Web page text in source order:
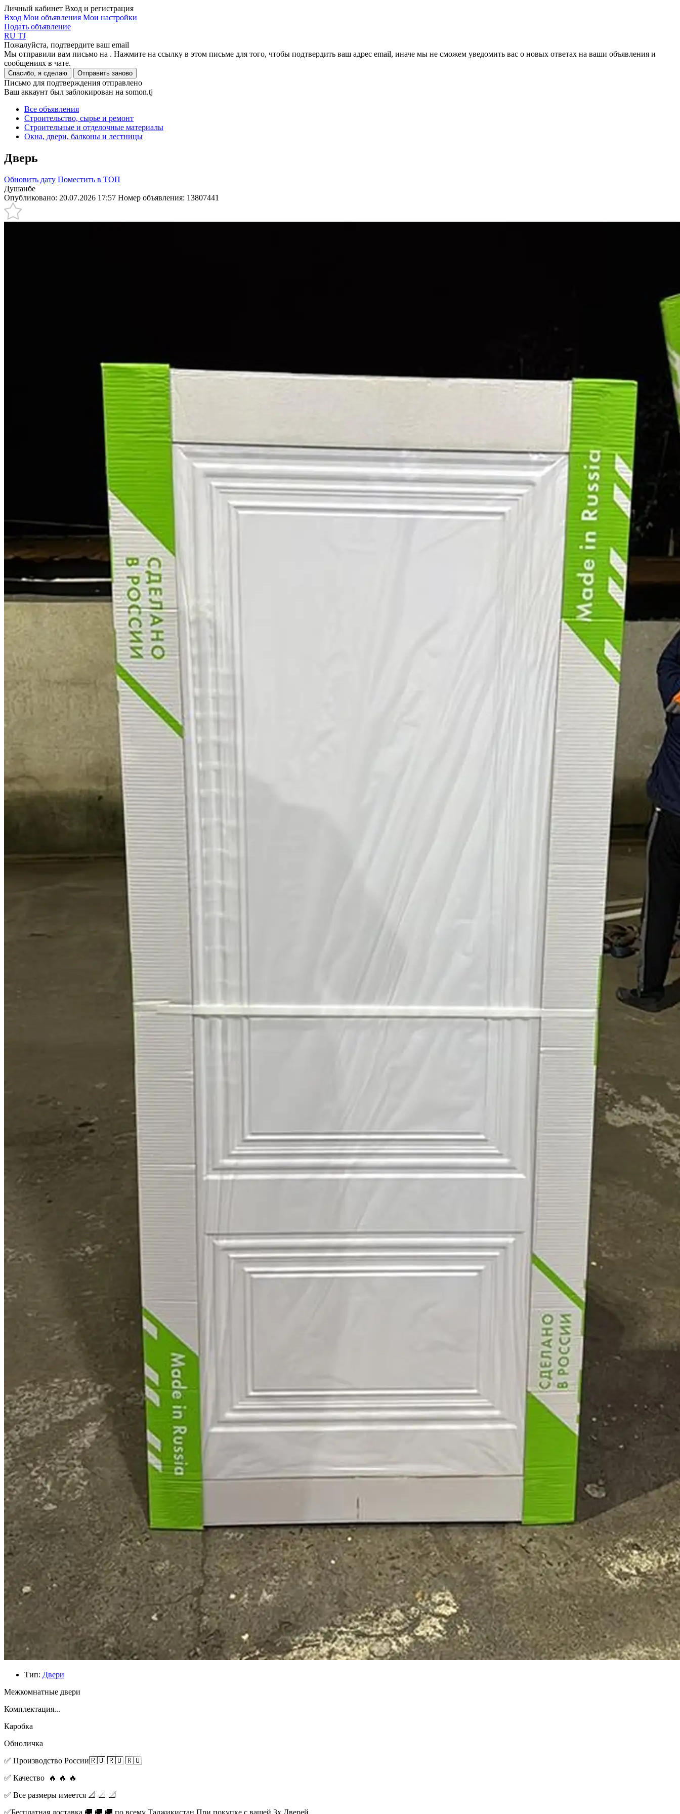
Личный кабинет Вход и регистрация
Вход Мои объявления Мои настройки
Подать объявление
RU TJ
Пожалуйста, подтвердите ваш email
Мы отправили вам письмо на . Нажмите на ссылку в этом письме для того, чтобы подтвердить ваш адрес email, иначе мы не сможем уведомить вас о новых ответах на ваши объявления и
сообщениях в чате.
Спасибо, я сделаю Отправить заново
Письмо для подтверждения отправлено
Ваш аккаунт был заблокирован на somon.tj
Все объявления
Строительство, сырье и ремонт
Строительные и отделочные материалы
Окна, двери, балконы и лестницы
Дверь
Обновить дату Поместить в ТОП
Душанбе
Опубликовано: 20.07.2026 17:57 Номер объявления: 13807441
Тип: Двери
Межкомнатные двери
Комплектация...
Каробка
Обноличка
✅️ Производство России🇷🇺 🇷🇺 🇷🇺
✅️ Качество 🔥 🔥 🔥
✅️ Все размеры имеется 📐 📐 📐
✅️Бесплатная доставка 🚚 🚚 🚚 по всему Таджикистан При покупке с вашей 3х Дверей